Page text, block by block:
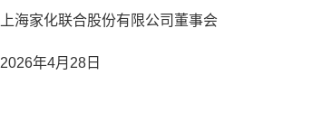
上海家化联合股份有限公司董事会
2026年4月28日